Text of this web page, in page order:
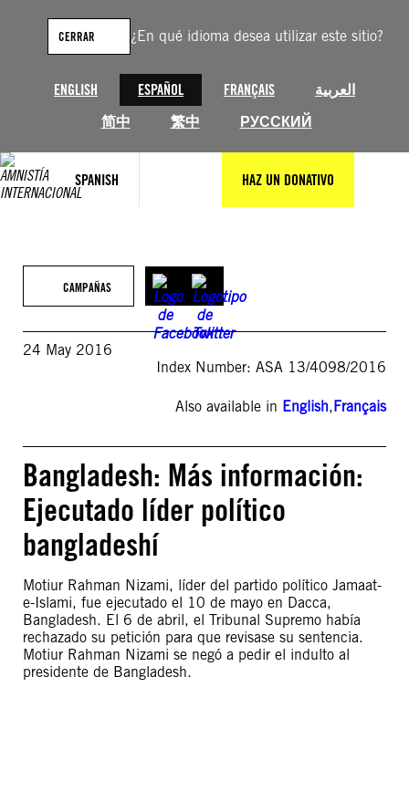
¿En qué idioma desea utilizar este sitio?
ENGLISH ESPAÑOL FRANÇAIS
العربية
简中
繁中 РУССКИЙ
CERRAR
SPANISH HAZ UN DONATIVO
contenido
CAMPAÑAS
24 May 2016
Index Number: ASA 13/4098/2016
Also available in English,Français
Bangladesh: Más información:
Ejecutado líder político
bangladeshí
Motiur Rahman Nizami, líder del partido político Jamaat-
e-Islami, fue ejecutado el 10 de mayo en Dacca,
Bangladesh. El 6 de abril, el Tribunal Supremo había
rechazado su petición para que revisase su sentencia.
Motiur Rahman Nizami se negó a pedir el indulto al
presidente de Bangladesh.